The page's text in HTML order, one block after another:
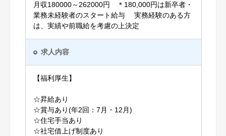
月収180000～262000円 ＊180,000円は新卒者・
業務未経験者のスタート給与 実務経験のある方
は、実績や前職給を考慮の上決定
求人内容
【福利厚生】
☆昇給あり
☆賞与あり(年2回：7月・12月)
☆住宅手当あり
☆社宅借上げ制度あり